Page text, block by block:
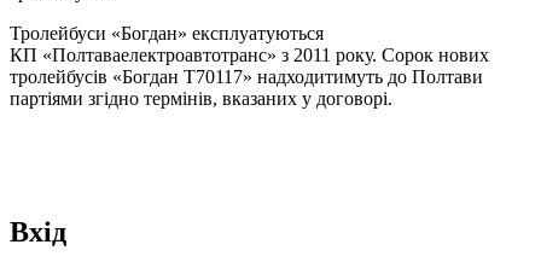
Тролейбуси «Богдан» експлуатуються
КП «Полтаваелектроавтотранс» з 2011 року. Сорок нових
тролейбусів «Богдан Т70117» надходитимуть до Полтави
партіями згідно термінів, вказаних у договорі.
Вхід